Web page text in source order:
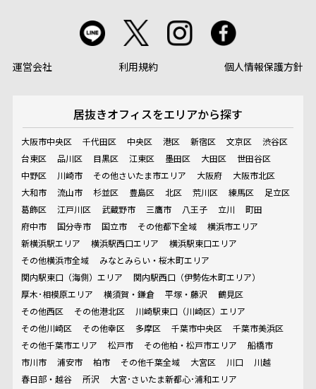
運営会社 利用規約 個人情報保護方針
居抜きオフィスをエリアから探す
大阪市中央区 千代田区 中央区 港区 新宿区 文京区
渋谷区
台東区
品川区 目黒区 江東区 墨田区 大田区
世田谷区
中野区
川崎市 その他さいたま市エリア 大阪府
大阪市北区
大和市
流山市 杉並区 豊島区 北区 荒川区 練馬区
足立区
葛飾区
江戸川区 武蔵野市 三鷹市 八王子 立川
町田
府中市
国分寺市 国立市 その他都下全域
横浜市エリア
新横浜駅エリア
横浜駅西口エリア
横浜駅東口エリア
その他横浜市全域
みなとみらい・桜木町エリア
関内駅東口（海側）エリア
関内駅西口（伊勢佐木町エリア）
厚木･相模原エリア
横須賀・鎌倉 平塚・藤沢
鶴見区
その他西区
その他港北区
川崎駅東口（川崎区）エリア
その他川崎区
その他幸区 多摩区 千葉市中央区
千葉市美浜区
その他千葉市エリア
松戸市 その他柏・松戸市エリア
船橋市
市川市
浦安市 柏市 その他千葉全域 大宮区 川口
川越
春日部・越谷
所沢
大宮･さいたま新都心･浦和エリア